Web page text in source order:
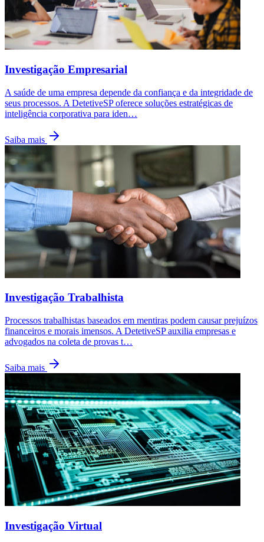
Investigação Empresarial
A saúde de uma empresa depende da confiança e da integridade de
seus processos. A DetetiveSP oferece soluções estratégicas de
inteligência corporativa para iden…
Saiba mais
Investigação Trabalhista
Processos trabalhistas baseados em mentiras podem causar prejuízos
financeiros e morais imensos. A DetetiveSP auxilia empresas e
advogados na coleta de provas t…
Saiba mais
Investigação Virtual